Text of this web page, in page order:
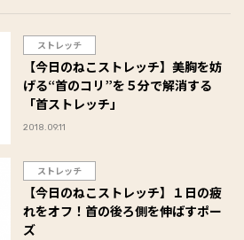
ストレッチ
【今日のねこストレッチ】美胸を妨
げる“首のコリ”を５分で解消する
「首ストレッチ」
2018.09.11
ストレッチ
【今日のねこストレッチ】１日の疲
れをオフ！首の後ろ側を伸ばすポー
ズ